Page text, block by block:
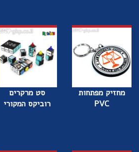
מחזיק מפתחות
PVC
סט מרקרים
רוביקס המקורי